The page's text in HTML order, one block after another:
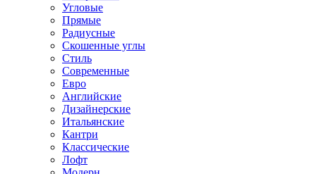
Угловые
Прямые
Радиусные
Скошенные углы
Стиль
Современные
Евро
Английские
Дизайнерские
Итальянские
Кантри
Классические
Лофт